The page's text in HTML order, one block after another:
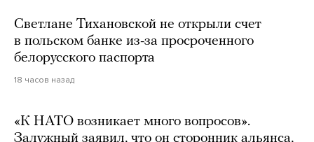
Светлане Тихановской не открыли счет
в польском банке из-за просроченного
белорусского паспорта
18 часов назад
«К НАТО возникает много вопросов».
Залужный заявил, что он сторонник альянса,